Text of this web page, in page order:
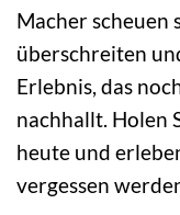
Macher scheuen
überschreiten
Erlebnis, das
nachhallt. Holen
heute und
vergessen